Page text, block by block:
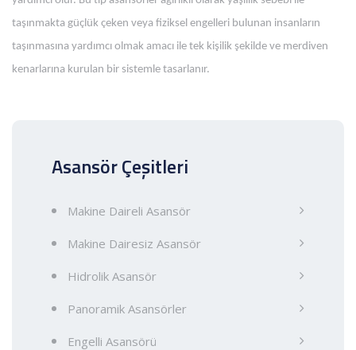
taşınmakta güçlük çeken veya fiziksel engelleri bulunan insanların
taşınmasına yardımcı olmak amacı ile tek kişilik şekilde ve merdiven
kenarlarına kurulan bir sistemle tasarlanır.
Asansör Çeşitleri
Makine Daireli Asansör
Makine Dairesiz Asansör
Hidrolik Asansör
Panoramik Asansörler
Engelli Asansörü